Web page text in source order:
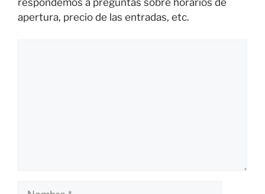
apertura, precio de las entradas, etc.
Nombre